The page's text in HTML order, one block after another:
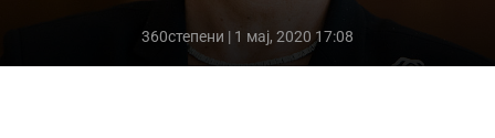
360степени | 1 мај, 2020 17:08